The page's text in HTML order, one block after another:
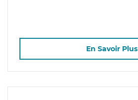
En Savoir Plus